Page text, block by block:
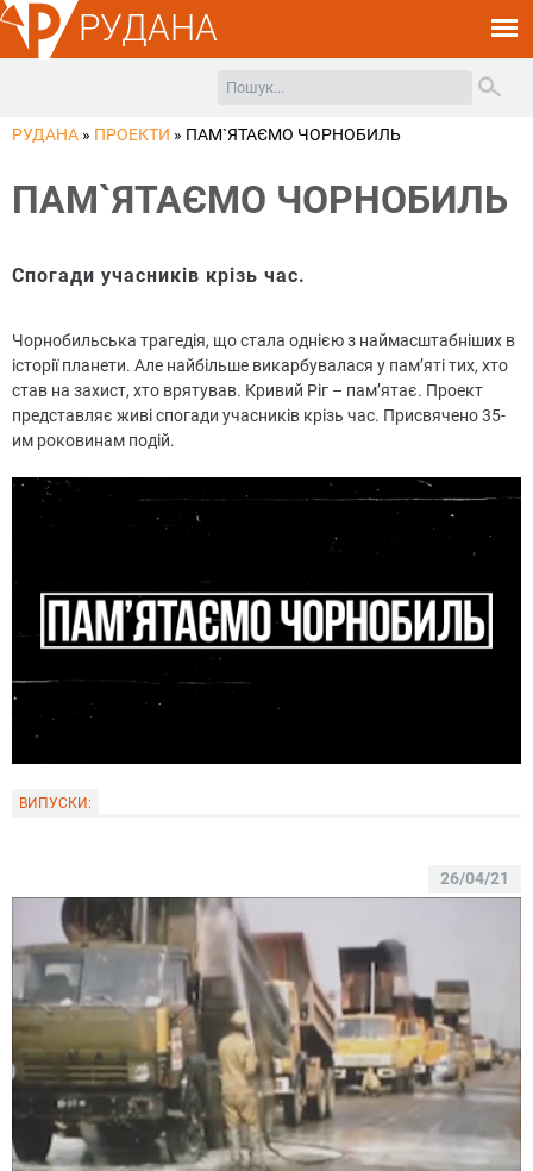
РУДАНА
РУДАНА » ПРОЕКТИ » ПАМ`ЯТАЄМО ЧОРНОБИЛЬ
ПАМ`ЯТАЄМО ЧОРНОБИЛЬ
Спогади учасників крізь час.
Чорнобильська трагедія, що стала однією з наймасштабніших в
історії планети. Але найбільше викарбувалася у пам’яті тих, хто
став на захист, хто врятував. Кривий Ріг – пам’ятає. Проект
представляє живі спогади учасників крізь час. Присвячено 35-
им роковинам подій.
ВИПУСКИ:
26/04/21